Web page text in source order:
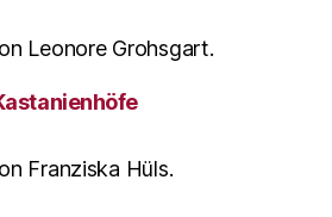
Leonore Grohsgart.
Franziska Hüls.